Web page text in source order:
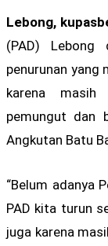
Lebong,
(PAD) Lebong
penurunan yang
karena masih
pemungut dan
Angkutan Batu
“Belum adanya
PAD kita turun
juga karena